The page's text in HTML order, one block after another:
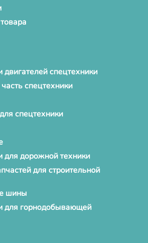
двигателей спецтехники
спецтехники
спецтехники
для дорожной техники
для строительной
шины
для горнодобывающей